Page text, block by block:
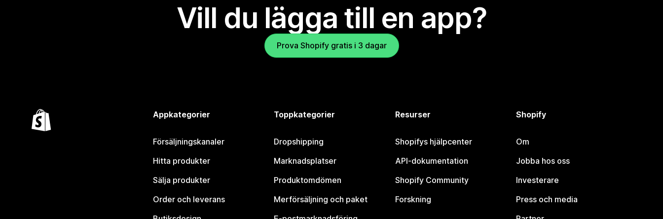
Vill du lägga till en app?
Prova Shopify gratis i 3 dagar
Appkategorier
Försäljningskanaler
Hitta produkter
Sälja produkter
Order och leverans
Toppkategorier
Dropshipping
Marknadsplatser
Produktomdömen
Merförsäljning och paket
Resurser
Shopifys hjälpcenter
API-dokumentation
Shopify Community
Forskning
Shopify
Om
Jobba hos oss
Investerare
Press och media